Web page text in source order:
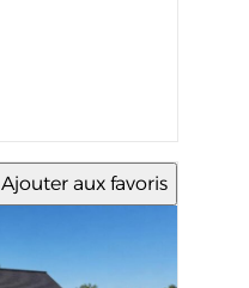
Ajouter aux favoris